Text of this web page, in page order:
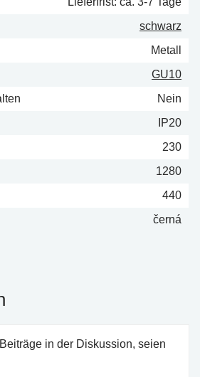
schwarz
Metall
GU10
Nein
IP20
230
1280
440
černá
in der Diskussion, seien